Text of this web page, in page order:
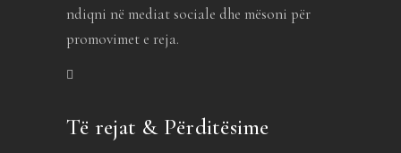
ndiqni në mediat sociale dhe mësoni për
promovimet e reja.
Të rejat & Përditësime